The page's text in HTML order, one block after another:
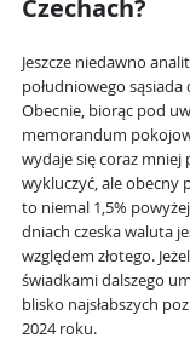
Czechach?
Jeszcze niedawno
południowego
Obecnie, biorąc pod
memorandum
wydaje się coraz
wykluczyć, ale obecny
to niemal 1,5%
dniach czeska waluta
względem złotego.
świadkami dalszego
blisko najsłabszych
2024 roku.